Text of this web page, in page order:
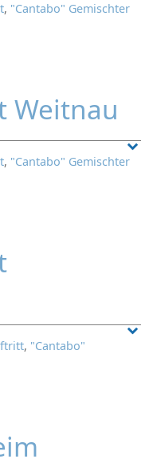
, "Cantabo" Gemischter
Weitnau
, "Cantabo" Gemischter
, "Cantabo"